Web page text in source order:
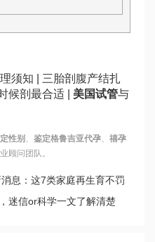
须知 | 三胎剖腹产结扎
候剖最合适 | 美国试管与
性别 、 鉴定格鲁吉亚代孕、 禧孕
顾问团队。
息：这7类家庭再生育不罚
迷信or科学一文了解清楚